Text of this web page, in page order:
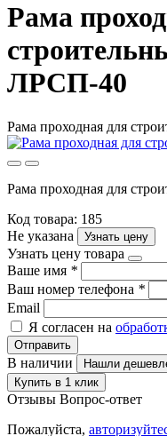
Рама
ЛРСП-40
Рама проходная для
Рама проходная для
Код товара: 185
Не указана
Узнать цену
Узнать цену товара
Ваше имя *
Ваш номер телефона *
Email
Я согласен на
Отправить
В наличии
Нашли
Купить в 1 клик
Отзывы Вопрос-ответ
Пожалуйста,